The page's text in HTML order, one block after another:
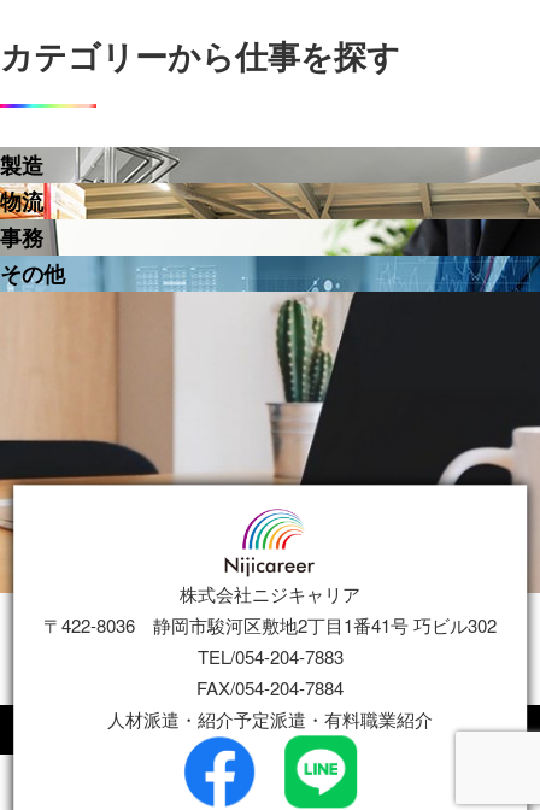
カテゴリーから仕事を探す
製造
物流
事務
その他
株式会社ニジキャリア
〒422-8036 静岡市駿河区敷地2丁目1番41号 巧ビル302
TEL/054-204-7883
FAX/054-204-7884
人材派遣・紹介予定派遣・有料職業紹介
会社情報
マージン率などの情報について
プライバシーポリシー
Copyright 2022 Niji Career Co., Ltd. All Rights Reserved.